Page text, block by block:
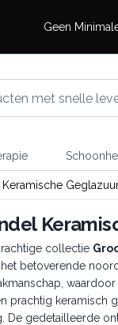
Geen
collectie
betoverende
prachtig keramisch
De gedetailleerde